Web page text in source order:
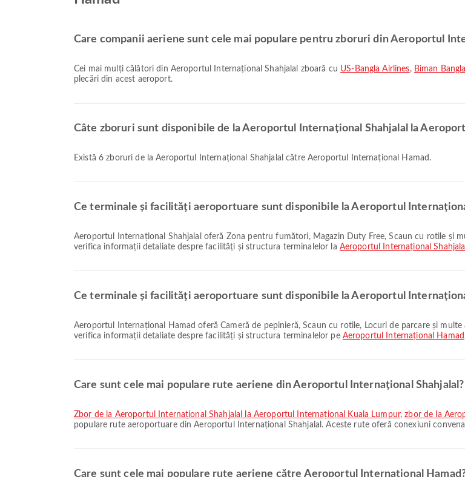
Care companii aeriene sunt cele mai populare pentru zboruri din Aeroportul
Cei mai mulți călători din Aeroportul Internațional Shahjalal zboară cu US-Bangla Airlines, Biman
plecări din acest aeroport.
Câte zboruri sunt disponibile de la Aeroportul Internațional Shahjalal la
Există 6 zboruri de la Aeroportul Internațional Shahjalal către Aeroportul Internațional Hamad.
Ce terminale și facilități aeroportuare sunt disponibile la Aeroportul
Aeroportul Internațional Shahjalal oferă Zona pentru fumători, Magazin Duty Free, Scaun cu rotile și multe alte facilități pentru a vă îmbunătăți experiența de călătorie. Puteți
verifica informații detaliate despre facilități și structura terminalelor la Aeroportul Internațional Shahjalal
Ce terminale și facilități aeroportuare sunt disponibile la Aeroportul
Aeroportul Internațional Hamad oferă Cameră de pepinieră, Scaun cu rotile, Locuri de parcare și multe alte facilități pentru a vă îmbunătăți experiența de călătorie. Puteți
verifica informații detaliate despre facilități și structura terminalelor pe Aeroportul Internațional Hamad
Care sunt cele mai populare rute aeriene din Aeroportul Internațional Shahjalal?
zbor de la Aeroportul Internațional Shahjalal la Aeroportul Internațional Kuala Lumpur,zbor de la
populare rute aeroportuare din Aeroportul Internațional Shahjalal. Aceste rute oferă conexiuni
Care sunt cele mai populare rute aeriene către Aeroportul Internațional